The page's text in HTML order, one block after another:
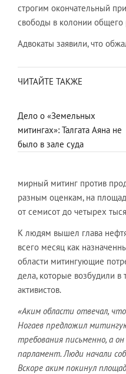
строгим окончательный
свободы в колонии
Адвокаты заявили, что
ЧИТАЙТЕ ТАКЖЕ
Дело о «Земельных
митингах»: Талгата Аяна не
было в зале суда
мирный митинг против
разным оценкам, на
от семисот до четырех
К людям вышел глава
всего месяц как
области митингующие
дела, которые возбудили
активистов.
«Аким области отвечал,
Ногаев предложил
требования письменно, а
парламент. Люди начали
Вскоре аким покинул